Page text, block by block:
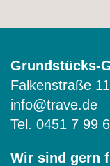
Grundstücks-
Falkenstraße
info@trave.de
Tel. 0451 7 99
Wir sind gern